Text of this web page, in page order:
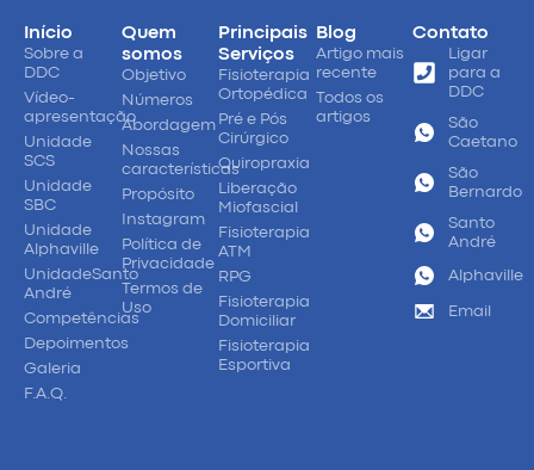
Início
Sobre a
DDC
Vídeo-
apresentação
Unidade
SCS
Unidade
SBC
Unidade
Alphaville
UnidadeSanto
André
Competências
Depoimentos
Galeria
F.A.Q.
Quem
somos
Objetivo
Números
Abordagem
Nossas
características
Propósito
Instagram
Política de
Privacidade
Termos de
Uso
Principais
Serviços
Fisioterapia
Ortopédica
Pré e Pós
Cirúrgico
Quiropraxia
Liberação
Miofascial
Fisioterapia
ATM
RPG
Fisioterapia
Domiciliar
Fisioterapia
Esportiva
Blog
Artigo mais
recente
Todos os
artigos
Contato
Ligar
para a
DDC
São
Caetano
São
Bernardo
Santo
André
Alphaville
Email